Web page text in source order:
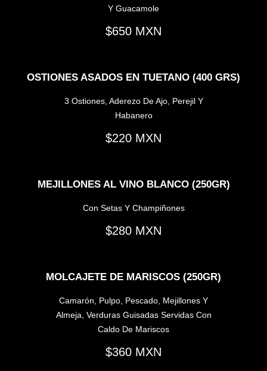
Y Guacamole
650
OSTIONES ASADOS EN TUETANO (400 GRS)
3 Ostiones, Aderezo De Ajo, Perejil Y
Habanero
220
MEJILLONES AL VINO BLANCO (250GR)
Con Setas Y Champiñones
280
MOLCAJETE DE MARISCOS (250GR)
Camarón, Pulpo, Pescado, Mejillones Y
Almeja, Verduras Guisadas Servidas Con
Caldo De Mariscos
360